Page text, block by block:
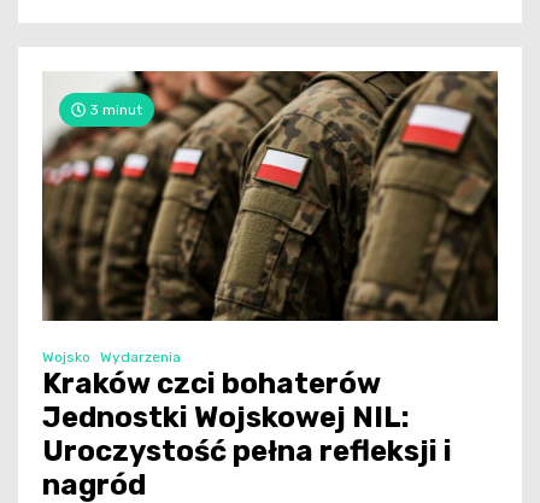
3 minut
Wojsko Wydarzenia
Kraków czci bohaterów
Jednostki Wojskowej NIL:
Uroczystość pełna refleksji i
nagród